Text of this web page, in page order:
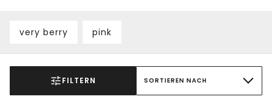
very berry pink
FILTERN SORTIEREN NACH